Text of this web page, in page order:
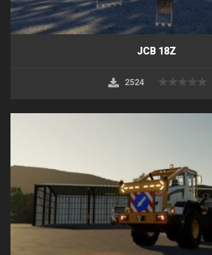
JCB 18Z
2524